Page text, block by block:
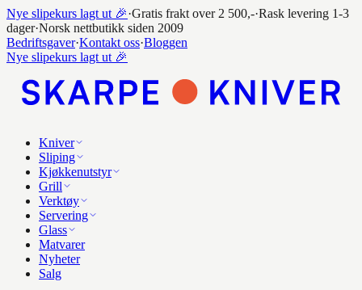
Nye slipekurs lagt ut 🎉·Gratis frakt over 2 500,-·Rask levering 1-3
dager·Norsk nettbutikk siden 2009
Bedriftsgaver·Kontakt oss·Bloggen
Nye slipekurs lagt ut 🎉
Kniver
Sliping
Kjøkkenutstyr
Grill
Verktøy
Servering
Glass
Matvarer
Nyheter
Salg